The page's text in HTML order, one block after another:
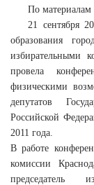
По
21 сентября
образования
избирательными
провела
физическими
депутатов
Российской
2011 года.
В работе
комиссии
председатель